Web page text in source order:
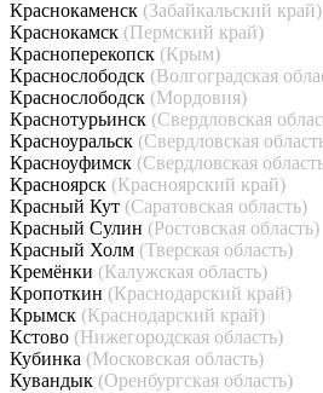
Краснокаменск (Забайкальский край)
Краснокамск (Пермский край)
Красноперекопск (Крым)
Краснослободск (Волгоградская
Краснослободск (Мордовия)
Краснотурьинск (Свердловская
Красноуральск (Свердловская
Красноуфимск (Свердловская
Красноярск (Красноярский край)
Красный Кут (Саратовская область)
Красный Сулин (Ростовская область)
Красный Холм (Тверская область)
Кремёнки (Калужская область)
Кропоткин (Краснодарский край)
Крымск (Краснодарский край)
Кстово (Нижегородская область)
Кубинка (Московская область)
Кувандык (Оренбургская область)